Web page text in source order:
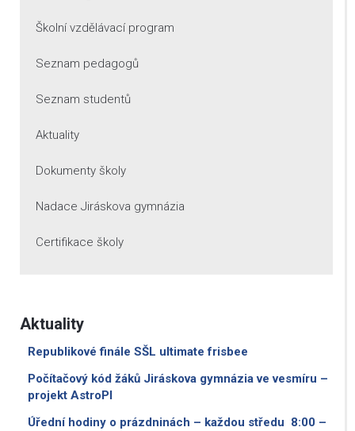
Školní vzdělávací program
Seznam pedagogů
Seznam studentů
Aktuality
Dokumenty školy
Nadace Jiráskova gymnázia
Certifikace školy
Aktuality
Republikové finále SŠL ultimate frisbee
Počítačový kód žáků Jiráskova gymnázia ve vesmíru –
projekt AstroPI
Úřední hodiny o prázdninách – každou středu 8:00 –